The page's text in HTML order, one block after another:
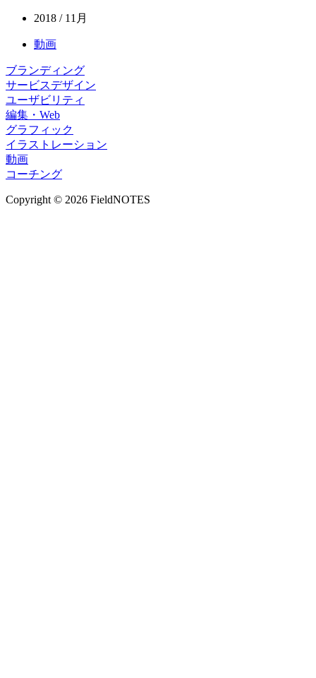
2018 / 11月
動画
ブランディング
サービスデザイン
ユーザビリティ
編集・Web
グラフィック
イラストレーション
動画
コーチング
Copyright © 2026 FieldNOTES